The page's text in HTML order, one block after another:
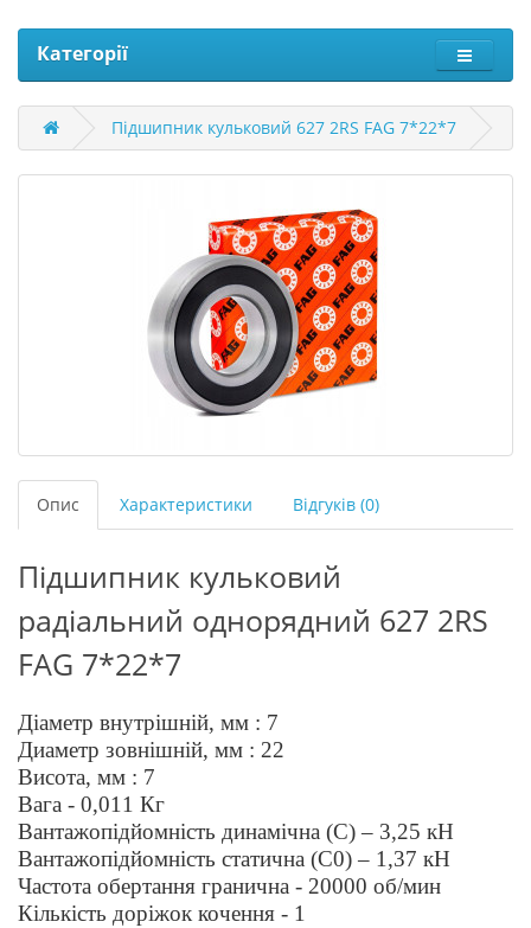
Категорії
Підшипник кульковий 627 2RS FAG 7*22*7
Опис Характеристики Відгуків (0)
Підшипник кульковий
радіальний однорядний 627 2RS
FAG 7*22*7
Діаметр внутрішній, мм : 7
Диаметр зовнішній, мм : 22
Висота, мм : 7
Вага - 0,011 Кг
Вантажопідйомність динамічна (C) – 3,25 кН
Вантажопідйомність статична (C0) – 1,37 кН
Частота обертання гранична - 20000 об/мин
Кількість доріжок кочення - 1